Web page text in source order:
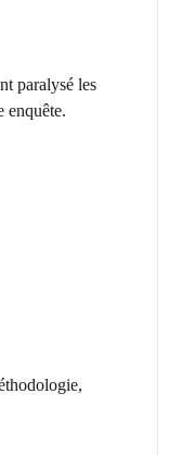
paralysé les
enquête.